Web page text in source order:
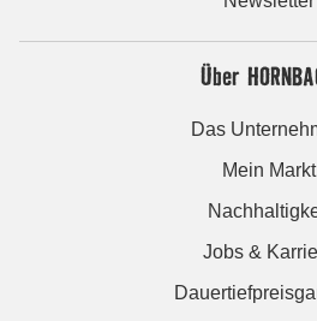
Über
Das
Mein Markt
Jobs &